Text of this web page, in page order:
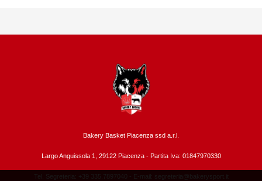
Bakery Basket Piacenza ssd a.r.l.
Largo Anguissola 1, 29122 Piacenza - Partita Iva: 01847970330
Tel. Segreteria: +39 335.7897040 - E-mail: segreteria@bakerysport.it